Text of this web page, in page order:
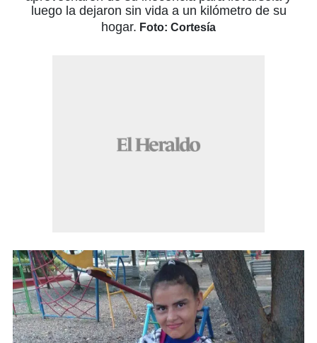
luego la dejaron sin vida a un kilómetro de su
hogar. Foto: Cortesía